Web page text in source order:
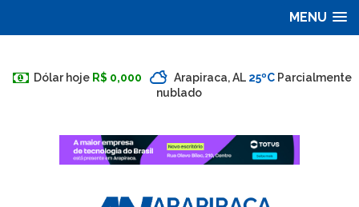
MENU
Dólar hoje R$ 0,000 Arapiraca, AL 25ºC Parcialmente
nublado